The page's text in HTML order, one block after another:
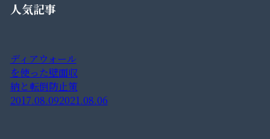
人気記事
ディアウォール
を使った壁面収
納と転倒防止策
2017.08.092021.08.06